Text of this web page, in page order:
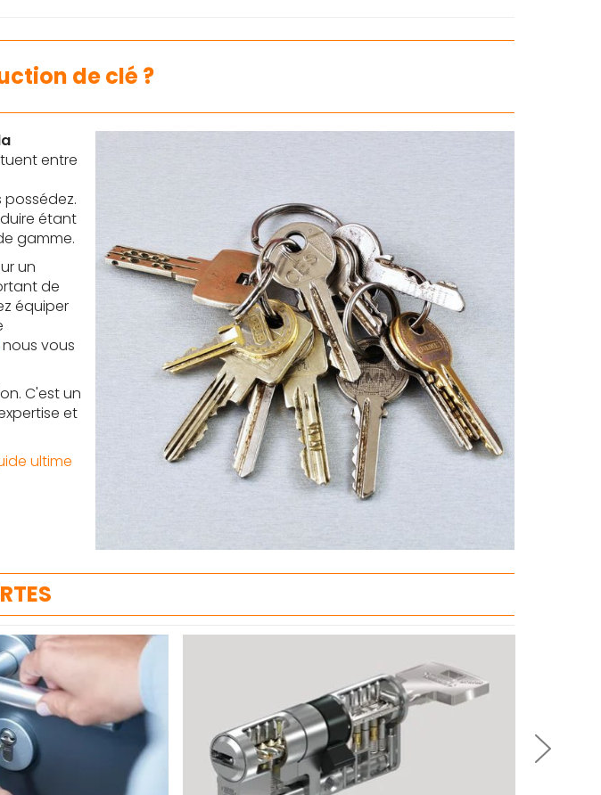
de clé ?
entre
étant
gamme.
un
de
équiper
nous vous
C'est un
et
ultime